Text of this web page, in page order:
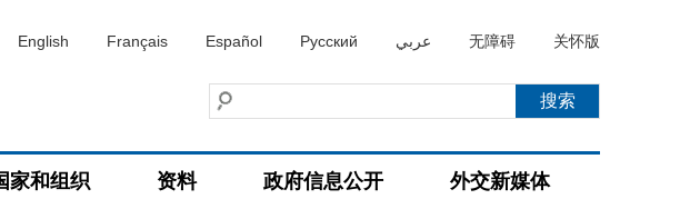
English Français Español Русский عربي 无障碍 关怀版
家和组织 资料 政府信息公开 外交新媒体